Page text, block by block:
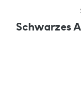
Schwarzes